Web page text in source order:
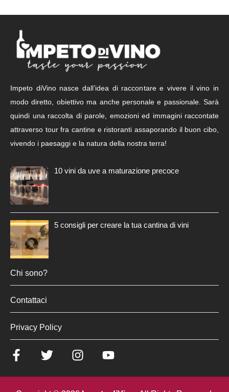
Impeto diVino nasce dall’idea di raccontare e vivere il vino in
modo diretto, obiettivo ma anche personale e passionale. Sarà
quindi una raccolta di parole, emozioni ed immagini raccontate
attraverso tour fra cantine e ristoranti assaporando il buon cibo,
vivendo i paesaggi e la natura della nostra terra!
10 vini da uve a maturazione precoce
5 consigli per creare la tua cantina di vini
Chi sono?
Contattaci
Privacy Policy